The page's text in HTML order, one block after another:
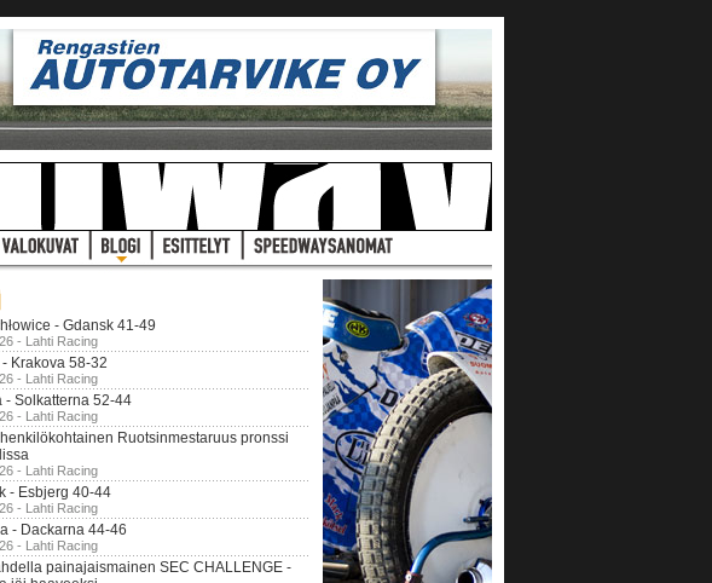
- Gdansk 41-49
- Lahti Racing
Krakova 58-32
- Lahti Racing
- Solkatterna 52-44
- Lahti Racing
Ruotsinmestaruus pronssi
- Lahti Racing
- Esbjerg 40-44
- Lahti Racing
- Dackarna 44-46
- Lahti Racing
painajaismainen SEC CHALLENGE -